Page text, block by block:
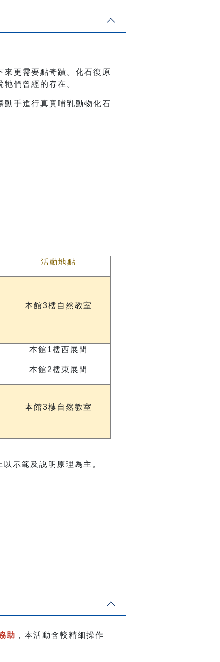
來更需要點奇蹟。化石復原
們曾經的存在。
動手進行真實哺乳動物化石
活動地點
本館3樓自然教室
本館1樓西展間
本館2樓東展間
本館3樓自然教室
示範及說明原理為主。
助 ，本活動含較精細操作